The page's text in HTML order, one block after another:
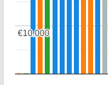
€10.000
€10.000